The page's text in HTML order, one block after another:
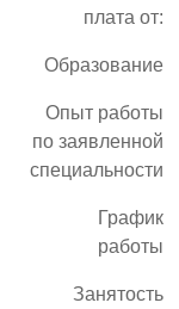
плата от:
Образование
Опыт работы
по заявленной
специальности
График
работы
Занятость